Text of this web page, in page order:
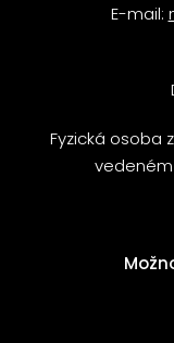
E-mail:
Fyzická osoba
vedeném